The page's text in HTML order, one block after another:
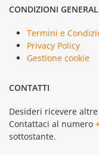
CONDIZIONI
Termini e
Privacy Policy
Gestione cookie
CONTATTI
Desideri ricevere
Contattaci al numero
sottostante.